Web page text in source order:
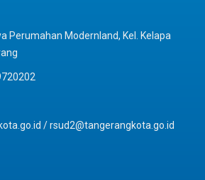
Perumahan Modernland, Kel. Kelapa
/rsud2@tangerangkota.go.id